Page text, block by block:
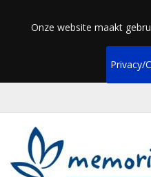
Onze website maakt
Privacy/